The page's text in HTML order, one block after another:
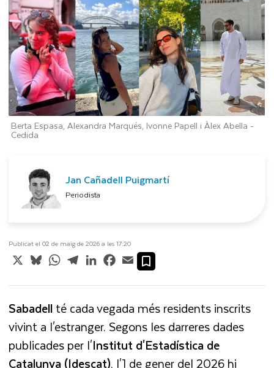
Berta Espasa, Alexandra Marqués, Ivonne Papell i Àlex Abella -
Cedida
Jan Cañadell Puigmartí
Periodista
Publicat el 02 de maig de 2026 a les 17:20
X BlueskyWhatsApp
TelegramLinkedInFacebook
Email
Sabadellté cada vegada més residents inscrits
vivint a l'estranger. Segons les darreres dades
publicades per l'Institutd'Estadística de
Catalunya (Idescat), l'1 de gener del 2026 hi